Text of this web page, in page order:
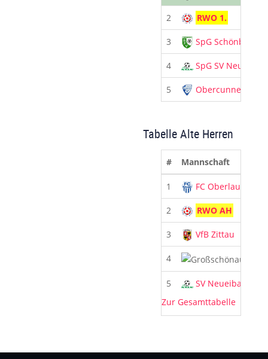
2 RWO 1.
3 SpG Schönbach
4 SpG SV Neueiba
5 Obercunnersdorf
Tabelle Alte Herren
# Mannschaft
1 FC Oberlausitz
2 RWO AH
3 VfB Zittau
4
5
SV Neueibau
Zur Gesamttabelle